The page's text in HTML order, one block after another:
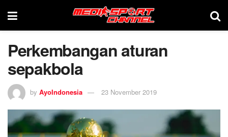
Perkembangan aturan
sepakbola
by AyoIndonesia 23 November 2019